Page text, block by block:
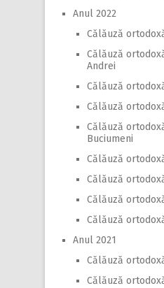
Anul 2022
Călăuză
Călăuză
Andrei
Călăuză
Călăuză
Călăuză
Buciumeni
Călăuză
Călăuză
Călăuză
Călăuză
Anul 2021
Călăuză
Călăuză